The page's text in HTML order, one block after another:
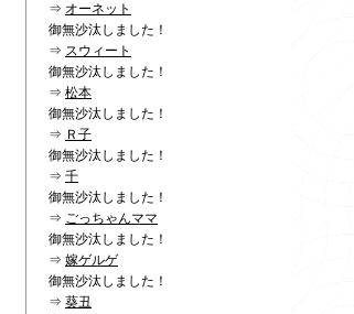
⇒ オーネット
御無沙汰しました！
⇒ スウィート
御無沙汰しました！
⇒ 松本
御無沙汰しました！
⇒ Ｒ子
御無沙汰しました！
⇒ 千
御無沙汰しました！
⇒ ごっちゃんママ
御無沙汰しました！
⇒ 嫁ゲルゲ
御無沙汰しました！
⇒ 葵丑